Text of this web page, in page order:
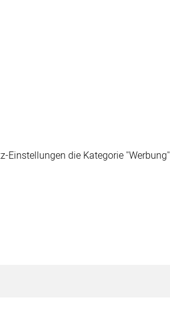
Einstellungen die Kategorie "Werbung"